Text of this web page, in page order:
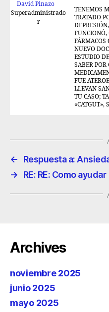
David Pinazo
Superadministrado
r
TENEMOS
TRATADO
FUNCIONÓ,
FÁRMACOS
NUEVO
ESTUDIO
SABER POR
FUE
LLEVAN
TU CASO;
«CATGUT»,
←
Respuesta a:
→
RE: RE: Como ayudar
Archives
noviembre 2025
junio 2025
mayo 2025